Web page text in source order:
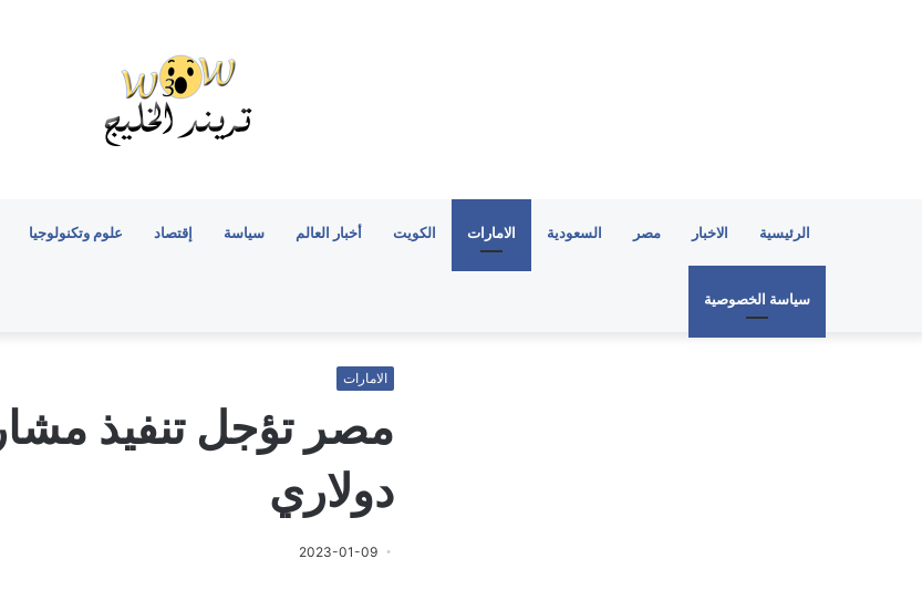
الرئيسية الاخبار مصر السعودية الامارات الكويت أخبار العالم سياسة إقتصاد علوم وتكنولوجيا
سياسة الخصوصية
الامارات
مصر تؤجل تنفيذ
دولاري
2023-01-09